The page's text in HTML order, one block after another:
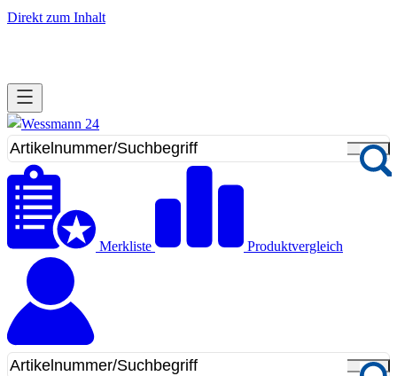
Direkt zum Inhalt
Merkliste Produktvergleich